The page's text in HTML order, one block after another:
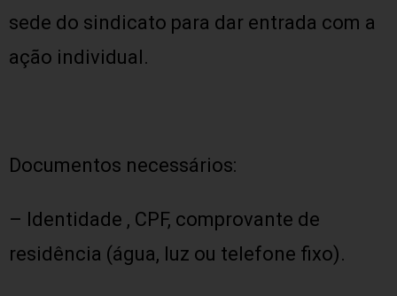
sede do sindicato para dar entrada com a
ação individual.
Documentos necessários:
– Identidade , CPF, comprovante de
residência (água, luz ou telefone fixo).